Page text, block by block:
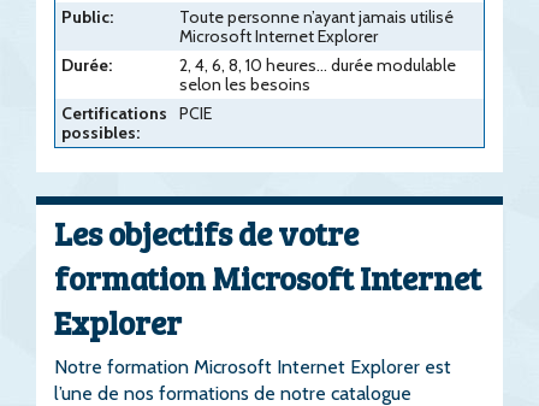
Public:
Toute personne n’ayant jamais utilisé
Microsoft Internet Explorer
Durée:
2, 4, 6, 8, 10 heures... durée modulable
selon les besoins
Certifications
possibles:
PCIE
Les objectifs de votre
formation Microsoft Internet
Explorer
Notre formation Microsoft Internet Explorer est
l’une de nos formations de notre catalogue